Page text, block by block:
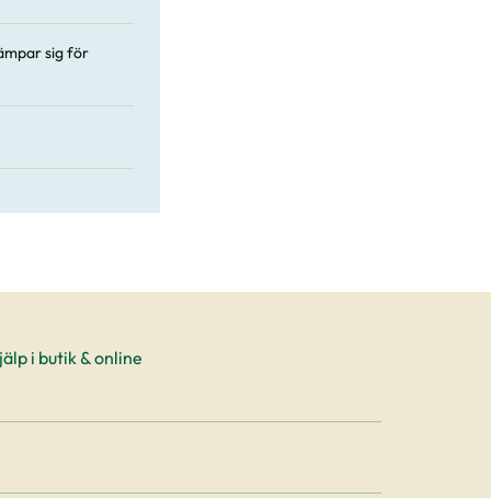
sig för
i butik & online